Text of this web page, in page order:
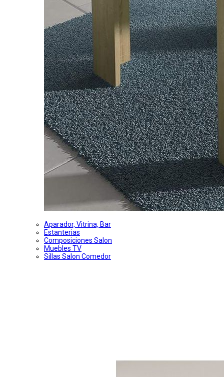
Aparador, Vitrina, Bar
Estanterias
Composiciones Salon
Muebles TV
Sillas Salon Comedor